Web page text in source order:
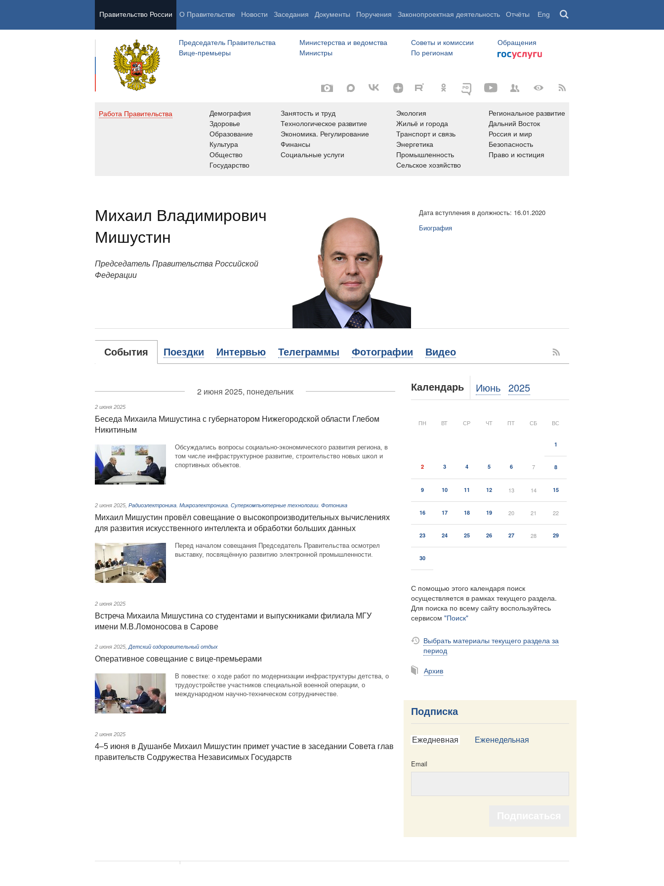
Правительство России О Правительстве Новости Заседания Документы Поручения Законопроектная деятельность Отчёты Eng
Председатель Правительства
Вице-премьеры
Министерства и ведомства
Министры
Советы и комиссии
По регионам
Обращения
Работа Правительства
Демография
Здоровье
Образование
Культура
Общество
Государство
Занятость и труд
Технологическое развитие
Экономика. Регулирование
Финансы
Социальные услуги
Экология
Жильё и города
Транспорт и связь
Энергетика
Промышленность
Сельское хозяйство
Региональное развитие
Дальний Восток
Россия и мир
Безопасность
Право и юстиция
Михаил Владимирович
Мишустин
Председатель Правительства Российской
Федерации
Дата вступления в должность: 16.01.2020
Биография
События Поездки Интервью Телеграммы Фотографии Видео
2 июня 2025, понедельник
2 июня 2025
Беседа Михаила Мишустина с губернатором Нижегородской области Глебом
Никитиным
Обсуждались вопросы социально-экономического развития региона, в
том числе инфраструктурное развитие, строительство новых школ и
спортивных объектов.
2 июня 2025 Радиоэлектроника. Микроэлектроника. Суперкомпьютерные технологии. Фотоника
Михаил Мишустин провёл совещание о высокопроизводительных вычислениях
для развития искусственного интеллекта и обработки больших данных
Перед началом совещания Председатель Правительства осмотрел
выставку, посвящённую развитию электронной промышленности.
2 июня 2025
Встреча Михаила Мишустина со студентами и выпускниками филиала МГУ
имени М.В.Ломоносова в Сарове
2 июня 2025 Детский оздоровительный отдых
Оперативное совещание с вице-премьерами
В повестке: о ходе работ по модернизации инфраструктуры детства, о
трудоустройстве участников специальной военной операции, о
международном научно-техническом сотрудничестве.
2 июня 2025
4–5 июня в Душанбе Михаил Мишустин примет участие в заседании Совета глав
правительств Содружества Независимых Государств
Календарь Июнь 2025
ПН ВТ СР ЧТ ПТ СБ ВС
1
2 3 4 5 6 7 8
9 10 11 12 13 14 15
16 17 18 19 20 21 22
23 24 25 26 27 28 29
30
С помощью этого календаря поиск
осуществляется в рамках текущего раздела.
Для поиска по всему сайту воспользуйтесь
сервисом "Поиск"
Выбрать материалы текущего раздела за
период
Архив
Подписка
Ежедневная Еженедельная
Email